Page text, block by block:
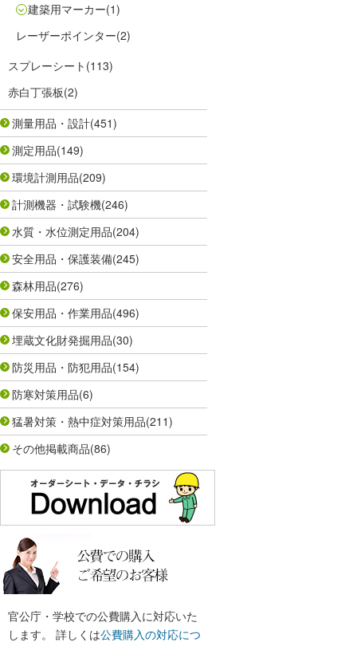
建築用マーカー(1)
レーザーポインター(2)
スプレーシート (113)
赤白丁張板(2)
測量用品・設計(451)
測定用品(149)
環境計測用品(209)
計測機器・試験機(246)
水質・水位測定用品(204)
安全用品・保護装備(245)
森林用品(276)
保安用品・作業用品(496)
埋蔵文化財発掘用品(30)
防災用品・防犯用品(154)
防寒対策用品(6)
猛暑対策・熱中症対策用品(211)
その他掲載商品(86)
官公庁・学校での公費購入に対応いた
します。 詳しくは公費購入の対応につ